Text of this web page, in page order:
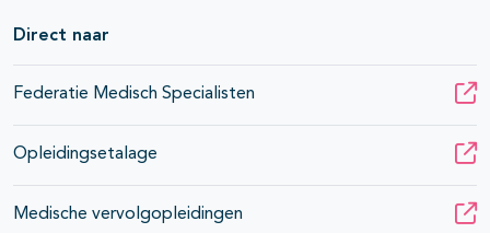
Direct naar
Federatie Medisch Specialisten
Opleidingsetalage
Medische vervolgopleidingen